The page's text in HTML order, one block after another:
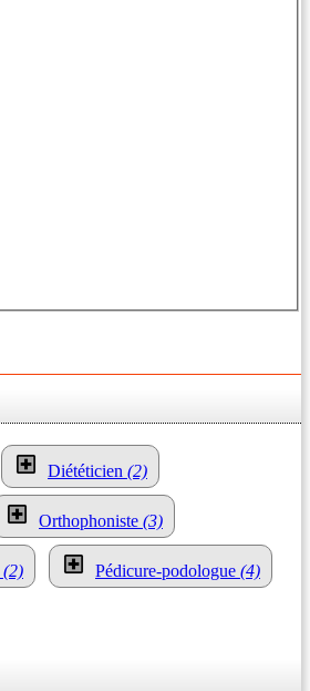
Diététicien (2)
Orthophoniste (3)
(2) Pédicure-podologue (4)